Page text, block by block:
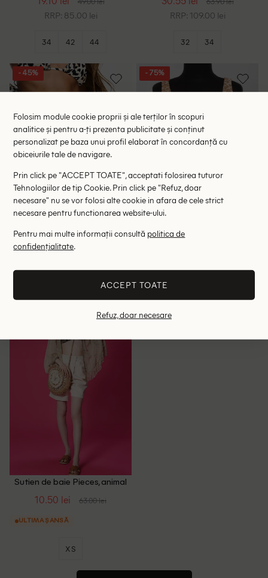
RRP: 85.00 lei
34 42 44
RRP: 109.00 lei
32 34
- 45%
Chilot de baie South Beach,
animal print
16.02 lei
- 75%
Sutien de baie Vero Moda,
animal print
Sutien de baie Pieces, animal
10.50 lei 63.00 lei
ULTIMA ȘANSĂ
XS
Folosim module cookie proprii și ale terților în scopuri
analitice și pentru a-ți prezenta publicitate și conținut
personalizat pe baza unui profil elaborat în concordanță cu
obiceiurile tale de navigare.
Prin click pe "ACCEPT TOATE", acceptati folosirea tuturor
Tehnologiilor de tip Cookie. Prin click pe "Refuz, doar
necesare" nu se vor folosi alte cookie in afara de cele strict
necesare pentru functionarea website-ului.
Pentru mai multe informații consultă politica de
confidențialitate.
ACCEPT TOATE
Refuz, doar necesare